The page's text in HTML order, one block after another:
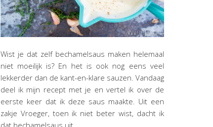
Wist je dat zelf bechamelsaus maken helemaal
niet moeilijk is? En het is ook nog eens veel
lekkerder dan de kant-en-klare sauzen. Vandaag
deel ik mijn recept met je en vertel ik over de
eerste keer dat ik deze saus maakte. Uit een
zakje Vroeger, toen ik niet beter wist, dacht ik